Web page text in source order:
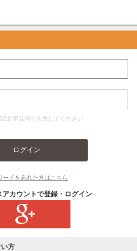
文字以内で入力してください
ログイン
ードを忘れた方はこちら
アカウントで登録・ログイン
方